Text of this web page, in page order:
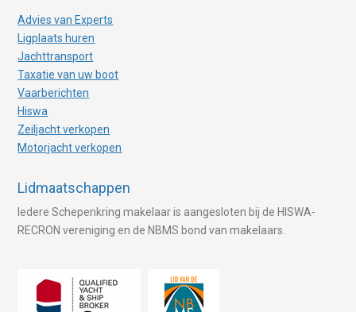
Advies van Experts
Ligplaats huren
Jachttransport
Taxatie van uw boot
Vaarberichten
Hiswa
Zeiljacht verkopen
Motorjacht verkopen
Lidmaatschappen
Iedere Schepenkring makelaar is aangesloten bij de HISWA-
RECRON vereniging en de NBMS bond van makelaars.